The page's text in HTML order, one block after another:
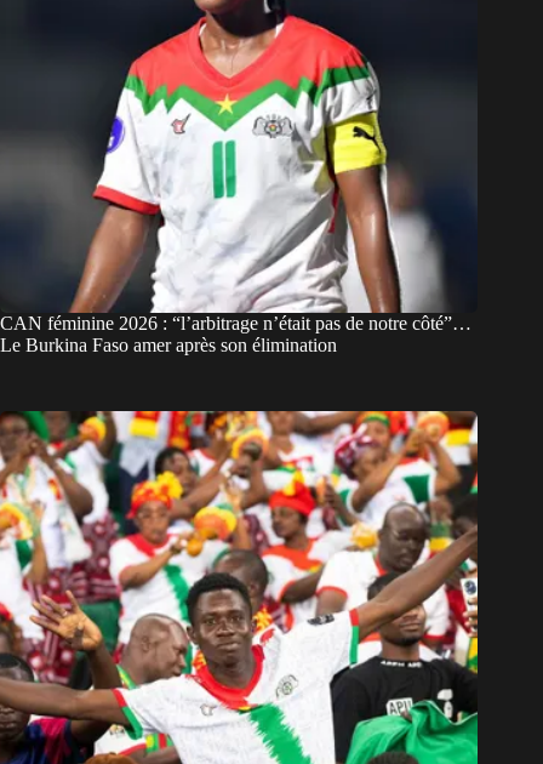
CAN féminine 2026 : “l’arbitrage n’était pas de notre côté”…
Le Burkina Faso amer après son élimination